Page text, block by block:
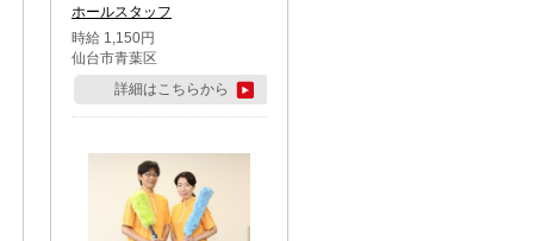
ホールスタッフ
時給 1,150円
仙台市青葉区
詳細はこちらから